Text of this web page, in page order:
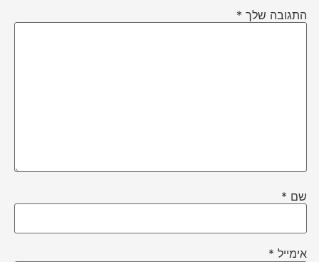
התגובה שלך *
שם *
אימייל *